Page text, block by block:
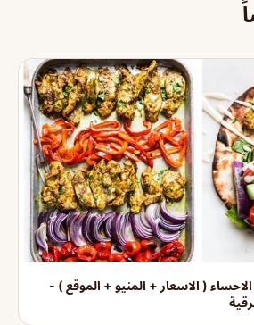
( الاسعار + المنيو + الموقع ) -